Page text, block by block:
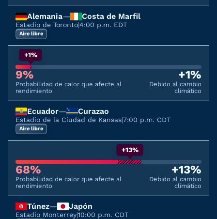
Alemania— Costa de Marfil
Estadio de Toronto|4:00 p.m. EDT
Aire libre
+1%
9%
Probabilidad de calor que afecte al
rendimiento
+1%
Debido al cambio
climático
Ecuador— Curazao
Estadio de la Ciudad de Kansas|7:00 p.m. CDT
Aire libre
+13%
68%
Probabilidad de calor que afecte al
rendimiento
+13%
Debido al cambio
climático
Túnez— Japón
Estadio Monterrey|10:00 p.m. CDT